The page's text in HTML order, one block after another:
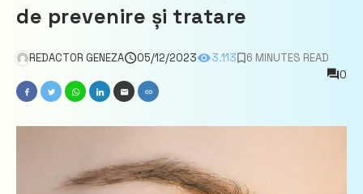
de prevenire și tratare
REDACTOR GENEZA 05/12/2023 3.113
6 MINUTES READ
0